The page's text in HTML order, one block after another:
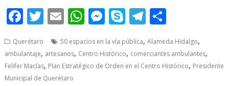
F
e
b
o
T
itt
er
E
ai
l
W
at
s
M
ss
e
S
y
p
T
e
gr
ar
e
Querétaro 50 espacios en la vía pública,Alameda HIdalgo,
ambulantaje, artesanos, Centro Histórico, comerciantes ambulantes,
Felifer Macías, Plan Estratégico de Orden en el Centro Histórico, Presidente
Municipal de Querétaro